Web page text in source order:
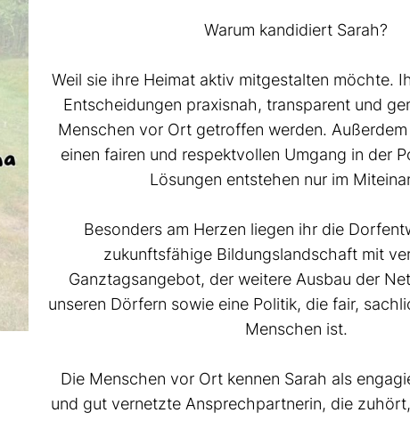
Warum kandidiert Sarah?
Weil sie ihre Heimat aktiv mitgestalten möchte.
Entscheidungen praxisnah, transparent und
Menschen vor Ort getroffen werden.
einen fairen und respektvollen Umgang in der
Lösungen entstehen nur im
Besonders am Herzen liegen ihr die
zukunftsfähige Bildungslandschaft mit
Ganztagsangebot, der weitere Ausbau der
unseren Dörfern sowie eine Politik, die fair,
Menschen ist.
Die Menschen vor Ort kennen Sarah als
und gut vernetzte Ansprechpartnerin, die